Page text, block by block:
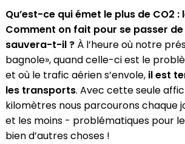
Qu’est-ce qui émet le plus de CO2
Comment on fait pour se passer
sauvera-t-il ?À l’heure où notre
bagnole», quand celle-ci est le
et où le trafic aérien s’envole, il est
les transports. Avec cette seule
kilomètres nous parcourons chaque
et les moins - problématiques pour
bien d’autres choses !